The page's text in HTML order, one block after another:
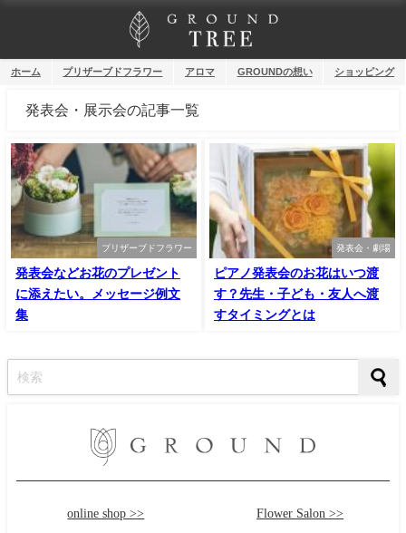
ホーム プリザーブドフラワー アロマ GROUNDの想い ショッピング
発表会・展示会の記事一覧
プリザーブドフラワー
発表会などお花のプレゼント
に添えたい。メッセージ例文
集
発表会・劇場
ピアノ発表会のお花はいつ渡
す？先生・子ども・友人へ渡
すタイミングとは
online shop >> Flower Salon >>